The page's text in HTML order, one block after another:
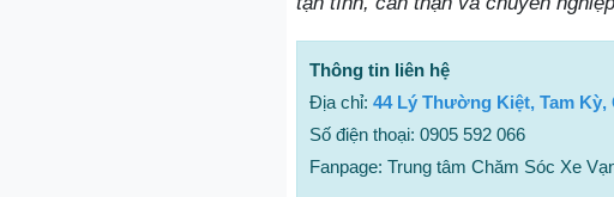
Thông tin liên hệ
Địa chỉ: 44 Lý Thường Kiệt, Tam Kỳ,
Số điện thoại: 0905 592 066
Fanpage: Trung tâm Chăm Sóc Xe